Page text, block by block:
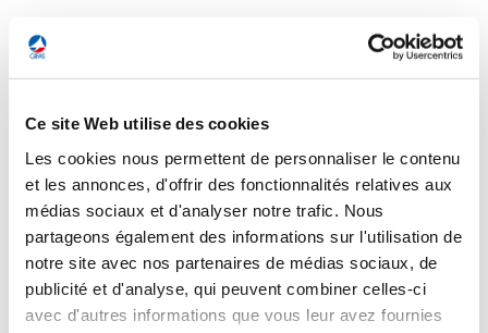
Ce site Web utilise des cookies
Les cookies nous permettent de personnaliser le contenu
et les annonces, d'offrir des fonctionnalités relatives aux
médias sociaux et d'analyser notre trafic. Nous
partageons également des informations sur l'utilisation de
notre site avec nos partenaires de médias sociaux, de
publicité et d'analyse, qui peuvent combiner celles-ci
avec d'autres informations que vous leur avez fournies
LE MÉDIATEUR DE LA FILIÈRE AÉRONAUTIQUE ET SPATIALE
CLIENTS ET FOURNISSEURS
LA MÉDIATION AU-DELÀ DE LA FILIÈRE AÉRONAUTIQUE ET SPATIALE
PRENDRE CONTACT AVEC LE MÉDIATEUR DE LA FILIÈRE
LE SALON DU BOURGET
L'OBSERVATOIRE
CHIFFRES CLÉS
LES ENJEUX
COMPÉTITIVITÉ
LES PUBLICATIONS
DEMANDE D’ADHÉSION